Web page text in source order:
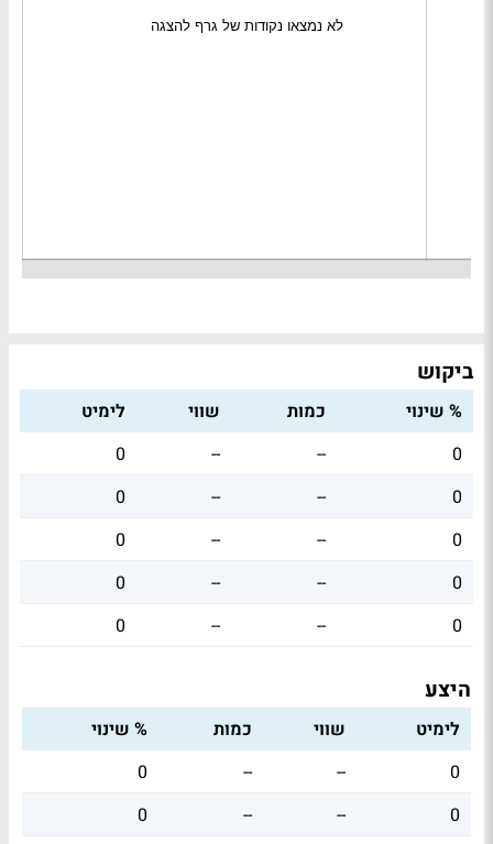
ביקוש
% שינוי כמות שווי
לימיט
0
--
--
0
0
--
--
0
0
--
--
0
0
--
--
0
0
--
--
0
היצע
לימיט שווי כמות
% שינוי
0
--
--
0
0
--
--
0